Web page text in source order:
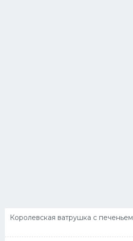
Королевская ватрушка с печеньем